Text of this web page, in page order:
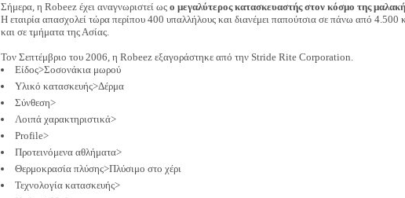
Σήμερα, η Robeez έχει αναγνωριστεί ως ο μεγαλύτερος κατασκευαστής στον κόσμο της
Η εταιρία απασχολεί τώρα περίπου 400 υπαλλήλους και διανέμει παπούτσια σε πάνω από
και σε τμήματα της Ασίας.
Τον Σεπτέμβριο του 2006, η Robeez εξαγοράστηκε από την Stride Rite Corporation.
Είδος>Σοσονάκια μωρού
Υλικό κατασκευής>Δέρμα
Σύνθεση>
Λοιπά χαρακτηριστικά>
Profile>
Προτεινόμενα αθλήματα>
Θερμοκρασία πλύσης>Πλύσιμο στο χέρι
Τεχνολογία κατασκευής>